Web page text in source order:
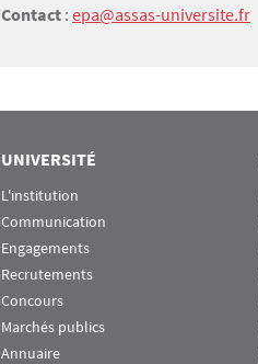
Contact : epa@assas-universite.fr
UNIVERSITÉ
L'institution
Communication
Engagements
Recrutements
Concours
Marchés publics
Annuaire